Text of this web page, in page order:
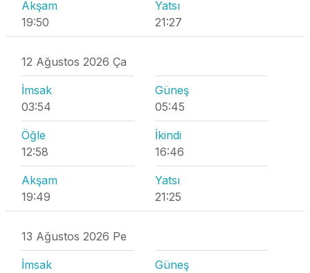
Akşam
19:50
Yatsı
21:27
12 Ağustos 2026 Ça
İmsak
03:54
Güneş
05:45
Öğle
12:58
İkindi
16:46
Akşam
19:49
Yatsı
21:25
13 Ağustos 2026 Pe
İmsak
Güneş